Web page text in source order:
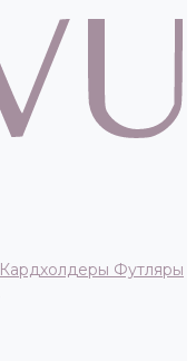
Кардхолдеры Футляры